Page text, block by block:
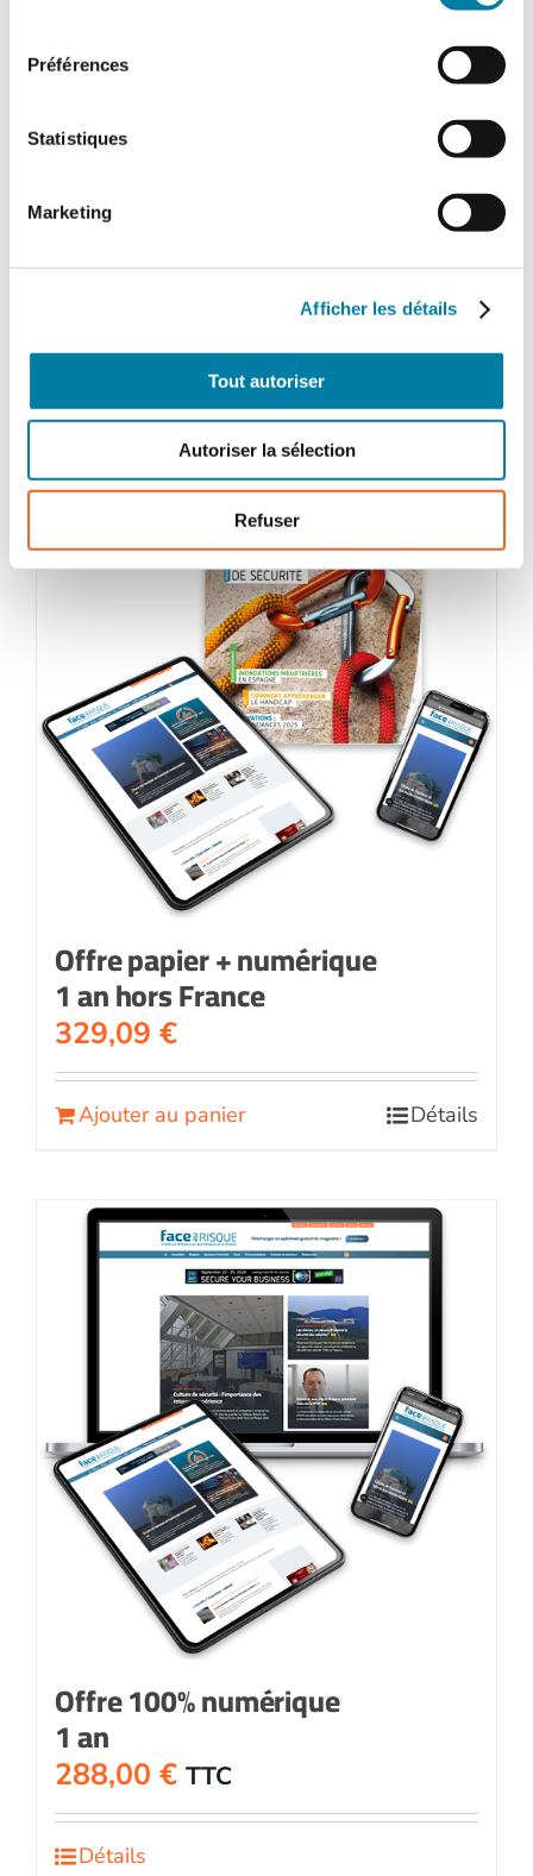
Préférences
Statistiques
Marketing
Afficher les détails
Tout autoriser
Autoriser la sélection
Refuser
Offre papier + numérique
1 an
Offre papier + numérique
1 an hors France
329,09 €
Ajouter au panier Détails
Offre 100% numérique
1 an
288,00 € TTC
Détails